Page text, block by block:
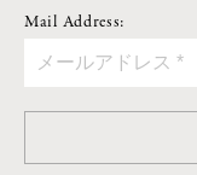
Mail Address: